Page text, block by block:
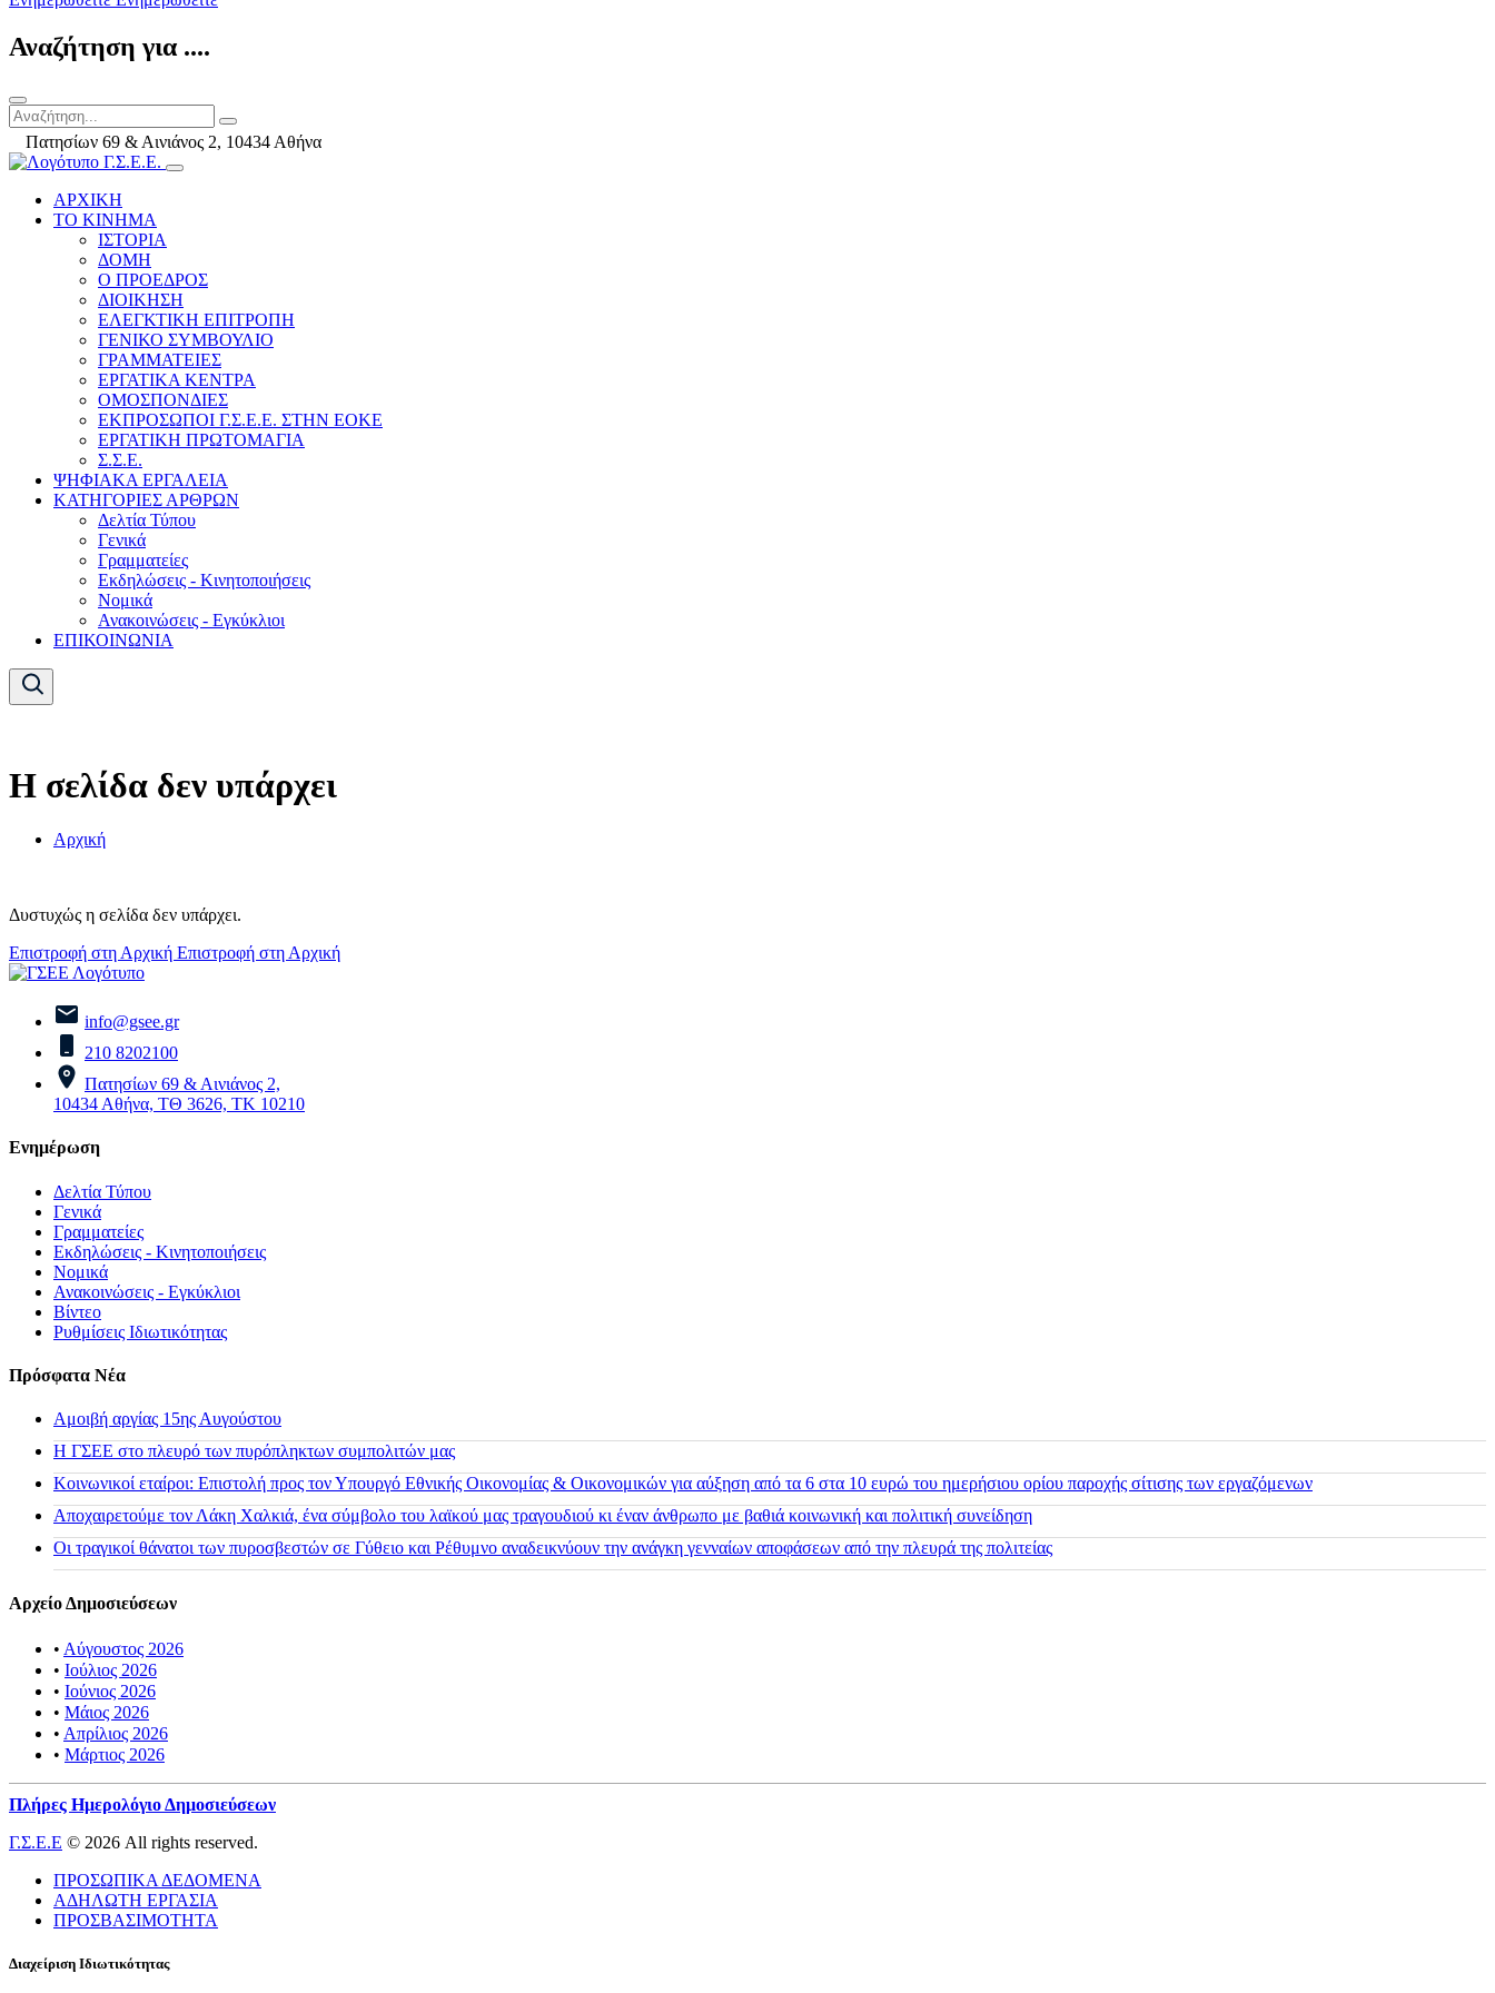
Αναζήτηση για ....
Πατησίων 69 & Αινιάνος 2, 10434 Αθήνα
ΑΡΧΙΚΗ
ΤΟ ΚΙΝΗΜΑ
ΙΣΤΟΡΙΑ
ΔΟΜΗ
Ο ΠΡΟΕΔΡΟΣ
ΔΙΟΙΚΗΣΗ
ΕΛΕΓΚΤΙΚΗ ΕΠΙΤΡΟΠΗ
ΓΕΝΙΚΟ ΣΥΜΒΟΥΛΙΟ
ΓΡΑΜΜΑΤΕΙΕΣ
ΕΡΓΑΤΙΚΑ ΚΕΝΤΡΑ
ΟΜΟΣΠΟΝΔΙΕΣ
ΕΚΠΡΟΣΩΠΟΙ Γ.Σ.Ε.Ε. ΣΤΗΝ ΕΟΚΕ
ΕΡΓΑΤΙΚΗ ΠΡΩΤΟΜΑΓΙΑ
Σ.Σ.Ε.
ΨΗΦΙΑΚΑ ΕΡΓΑΛΕΙΑ
ΚΑΤΗΓΟΡΙΕΣ ΑΡΘΡΩΝ
Δελτία Τύπου
Γενικά
Γραμματείες
Εκδηλώσεις - Κινητοποιήσεις
Νομικά
Ανακοινώσεις - Εγκύκλιοι
ΕΠΙΚΟΙΝΩΝΙΑ
Η σελίδα δεν υπάρχει
Αρχική
Δυστυχώς η σελίδα δεν υπάρχει.
Επιστροφή στη Αρχική Επιστροφή στη Αρχική
info@gsee.gr
210 8202100
Πατησίων 69 & Αινιάνος 2,
10434 Αθήνα, ΤΘ 3626, ΤΚ 10210
Ενημέρωση
Δελτία Τύπου
Γενικά
Γραμματείες
Εκδηλώσεις - Κινητοποιήσεις
Νομικά
Ανακοινώσεις - Εγκύκλιοι
Βίντεο
Ρυθμίσεις Ιδιωτικότητας
Πρόσφατα Νέα
Αμοιβή αργίας 15ης Αυγούστου
H ΓΣΕΕ στο πλευρό των πυρόπληκτων συμπολιτών μας
Κοινωνικοί εταίροι: Επιστολή προς τον Υπουργό Εθνικής Οικονομίας & Οικονομικών για αύξηση από τα 6 στα 10 ευρώ του ημερήσιου ορίου παροχής σίτισης των εργαζόμενων
Αποχαιρετούμε τον Λάκη Χαλκιά, ένα σύμβολο του λαϊκού μας τραγουδιού κι έναν άνθρωπο με βαθιά κοινωνική και πολιτική συνείδηση
Οι τραγικοί θάνατοι των πυροσβεστών σε Γύθειο και Ρέθυμνο αναδεικνύουν την ανάγκη γενναίων αποφάσεων από την πλευρά της πολιτείας
Αρχείο Δημοσιεύσεων
• Αύγουστος 2026
• Ιούλιος 2026
• Ιούνιος 2026
• Μάιος 2026
• Απρίλιος 2026
• Μάρτιος 2026
Πλήρες Ημερολόγιο Δημοσιεύσεων
Γ.Σ.Ε.Ε © 2026 All rights reserved.
ΠΡΟΣΩΠΙΚΑ ΔΕΔΟΜΕΝΑ
ΑΔΗΛΩΤΗ ΕΡΓΑΣΙΑ
ΠΡΟΣΒΑΣΙΜΟΤΗΤΑ
Διαχείριση Ιδιωτικότητας